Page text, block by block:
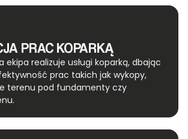
PRAC KOPARKĄ
ekipa realizuje usługi koparką, dbając
prac takich jak wykopy,
terenu pod fundamenty czy